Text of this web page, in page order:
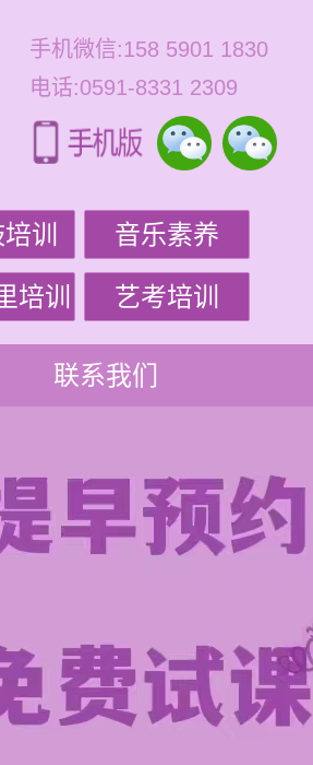
手机微信:158 5901 1830
电话:0591-8331 2309
训 音乐素养
培训 艺考培训
联系我们